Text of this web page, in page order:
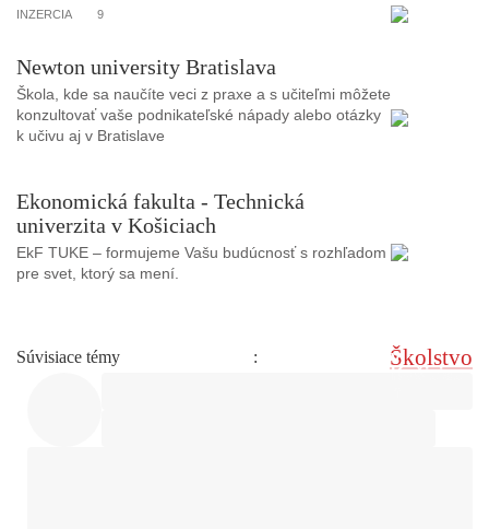
INZERCIA 9
Newton university Bratislava
Škola, kde sa naučíte veci z praxe a s učiteľmi môžete
konzultovať vaše podnikateľské nápady alebo otázky
k učivu aj v Bratislave
Ekonomická fakulta - Technická
univerzita v Košiciach
EkF TUKE – formujeme Vašu budúcnosť s rozhľadom
pre svet, ktorý sa mení.
Súvisiace témy : Školstvo